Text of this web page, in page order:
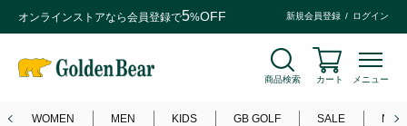
オンラインストアなら会員登録で5%OFF 新規会員登録 ログイン
商品検索 カート メニュー
WOMEN MEN KIDS GB GOLF SALE